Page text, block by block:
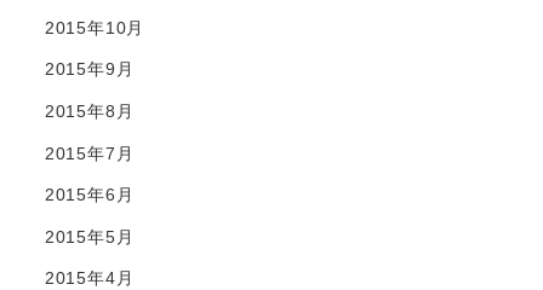
2015年10月
2015年9月
2015年8月
2015年7月
2015年6月
2015年5月
2015年4月